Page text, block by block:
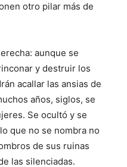
otro pilar más de
aunque se
y destruir los
acallar las ansias de
años, siglos, se
Se ocultó y se
que no se nombra no
de sus ruinas
las silenciadas.